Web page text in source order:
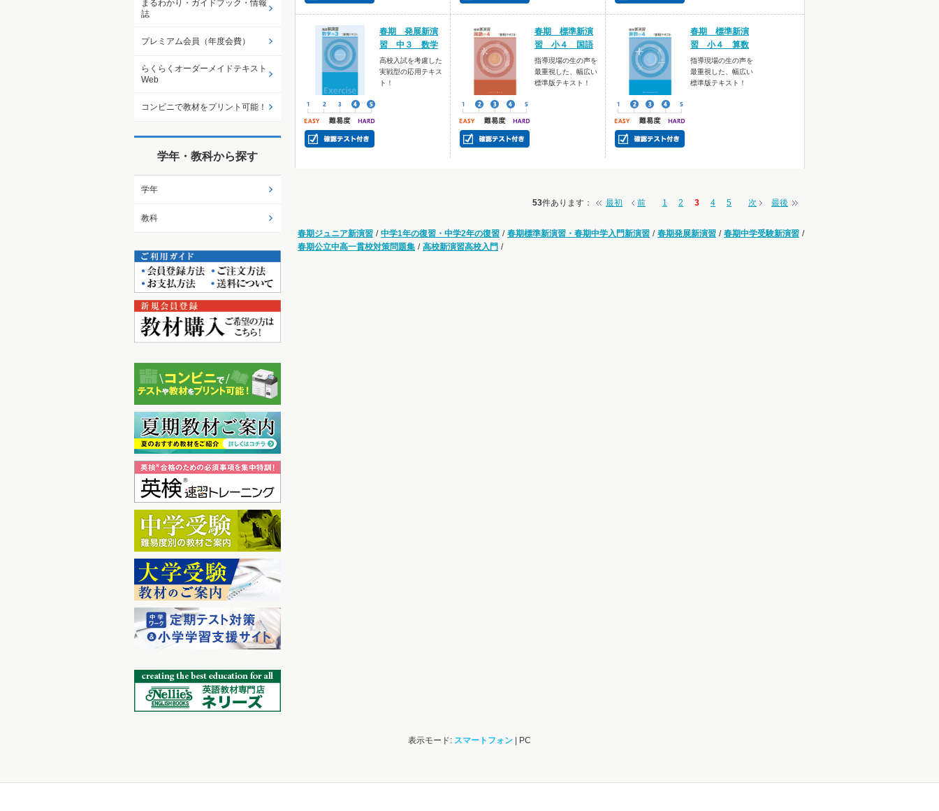
春期 発展新演
習 中３ 数学
高校入試を考慮した
実戦型の応用テキス
ト！
春期 標準新演
習 小４ 国語
指導現場の生の声を
最重視した、幅広い
標準版テキスト！
春期 標準新演
習 小４ 算数
指導現場の生の声を
最重視した、幅広い
標準版テキスト！
53件あります ： 最初 前 1 2 3 4 5 次 最後
春期ジュニア新演習 / 中学1年の復習・中学2年の復習 / 春期標準新演習・春期中学入門新演習 / 春期発展新演習 / 春期中学受験新演習 /
春期公立中高一貫校対策問題集 / 高校新演習高校入門 /
まるわかり・ガイドブック・情報
誌
プレミアム会員（年度会費）
らくらくオーダーメイドテキスト
Web
コンビニで教材をプリント可能！
学年・教科から探す
学年
教科
表示モード: スマートフォン | PC